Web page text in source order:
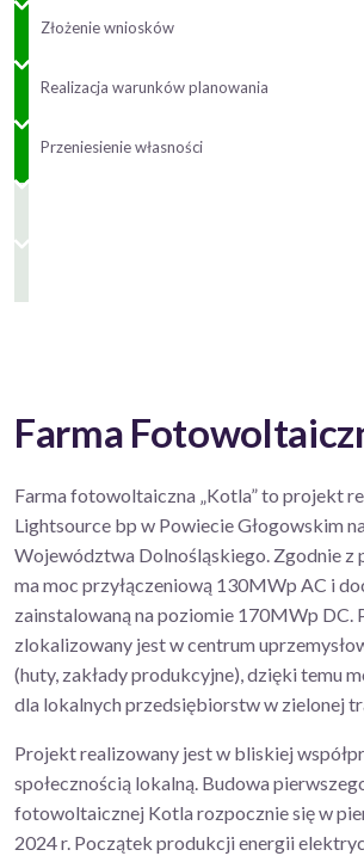
Złożenie wniosków
Realizacja warunków planowania
Przeniesienie własności
Farma
Farma fotowoltaiczna „Kotla” to projekt
Lightsource bp w Powiecie Głogowskim
Województwa Dolnośląskiego. Zgodnie z
ma moc przyłączeniową 130MWp AC i
zainstalowaną na poziomie 170MWp DC.
zlokalizowany jest w centrum
(huty, zakłady produkcyjne), dzięki temu
dla lokalnych przedsiębiorstw w zielonej
Projekt realizowany jest w bliskiej
społecznością lokalną. Budowa
fotowoltaicznej Kotla rozpocznie się w
2024 r. Początek produkcji energii